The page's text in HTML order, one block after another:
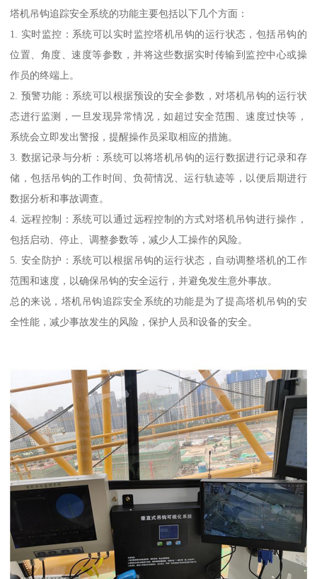
塔机吊钩追踪安全系统的功能主要包括以下几个方面：
1. 实时监控：系统可以实时监控塔机吊钩的运行状态，包括吊钩的
位置、角度、速度等参数，并将这些数据实时传输到监控中心或操
作员的终端上。
2. 预警功能：系统可以根据预设的安全参数，对塔机吊钩的运行状
态进行监测，一旦发现异常情况，如超过安全范围、速度过快等，
系统会立即发出警报，提醒操作员采取相应的措施。
3. 数据记录与分析：系统可以将塔机吊钩的运行数据进行记录和存
储，包括吊钩的工作时间、负荷情况、运行轨迹等，以便后期进行
数据分析和事故调查。
4. 远程控制：系统可以通过远程控制的方式对塔机吊钩进行操作，
包括启动、停止、调整参数等，减少人工操作的风险。
5. 安全防护：系统可以根据吊钩的运行状态，自动调整塔机的工作
范围和速度，以确保吊钩的安全运行，并避免发生意外事故。
总的来说，塔机吊钩追踪安全系统的功能是为了提高塔机吊钩的安
全性能，减少事故发生的风险，保护人员和设备的安全。